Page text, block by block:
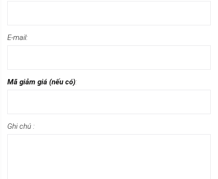
E-mail:
Mã giảm giá (nếu có):
Ghi chú :